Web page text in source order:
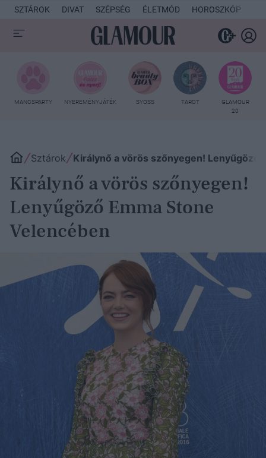
SZTÁROK DIVAT SZÉPSÉG ÉLETMÓD HOROSZKÓP
MANCSPARTY NYEREMÉNYJÁTÉK SYOSS TAROT
GLAMOUR
20
Sztárok Királynő a vörös szőnyegen! Lenyűgöző
Királynő a vörös szőnyegen!
Lenyűgöző Emma Stone
Velencében